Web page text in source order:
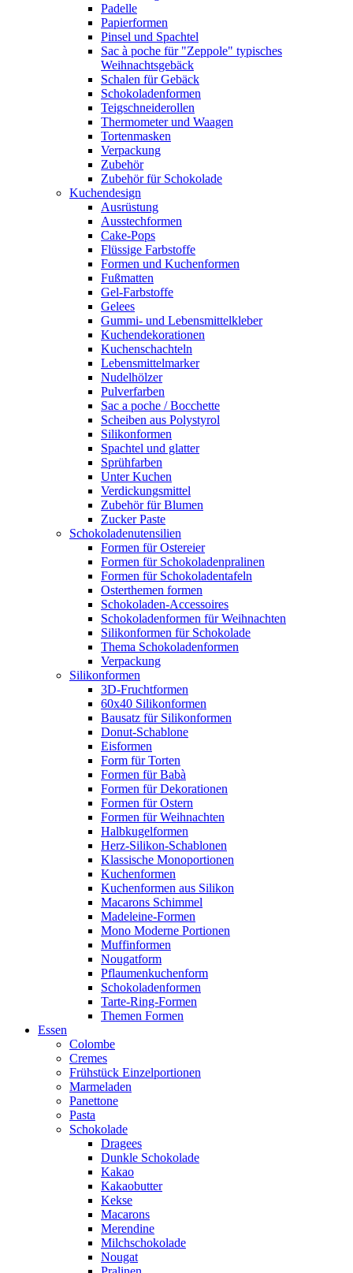
Padelle
Papierformen
Pinsel und Spachtel
Sac à poche für "Zeppole" typisches
Weihnachtsgebäck
Schalen für Gebäck
Schokoladenformen
Teigschneiderollen
Thermometer und Waagen
Tortenmasken
Verpackung
Zubehör
Zubehör für Schokolade
Kuchendesign
Ausrüstung
Ausstechformen
Cake-Pops
Flüssige Farbstoffe
Formen und Kuchenformen
Fußmatten
Gel-Farbstoffe
Gelees
Gummi- und Lebensmittelkleber
Kuchendekorationen
Kuchenschachteln
Lebensmittelmarker
Nudelhölzer
Pulverfarben
Sac a poche / Bocchette
Scheiben aus Polystyrol
Silikonformen
Spachtel und glatter
Sprühfarben
Unter Kuchen
Verdickungsmittel
Zubehör für Blumen
Zucker Paste
Schokoladenutensilien
Formen für Ostereier
Formen für Schokoladenpralinen
Formen für Schokoladentafeln
Osterthemen formen
Schokoladen-Accessoires
Schokoladenformen für Weihnachten
Silikonformen für Schokolade
Thema Schokoladenformen
Verpackung
Silikonformen
3D-Fruchtformen
60x40 Silikonformen
Bausatz für Silikonformen
Donut-Schablone
Eisformen
Form für Torten
Formen für Babà
Formen für Dekorationen
Formen für Ostern
Formen für Weihnachten
Halbkugelformen
Herz-Silikon-Schablonen
Klassische Monoportionen
Kuchenformen
Kuchenformen aus Silikon
Macarons Schimmel
Madeleine-Formen
Mono Moderne Portionen
Muffinformen
Nougatform
Pflaumenkuchenform
Schokoladenformen
Tarte-Ring-Formen
Themen Formen
Essen
Colombe
Cremes
Frühstück Einzelportionen
Marmeladen
Panettone
Pasta
Schokolade
Dragees
Dunkle Schokolade
Kakao
Kakaobutter
Kekse
Macarons
Merendine
Milchschokolade
Nougat